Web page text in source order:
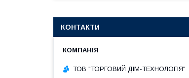
КОНТАКТИ
ТОВ "ТОРГОВИЙ ДІМ-ТЕХНОЛОГІЯ"